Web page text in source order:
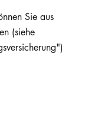
Sie aus
(siehe